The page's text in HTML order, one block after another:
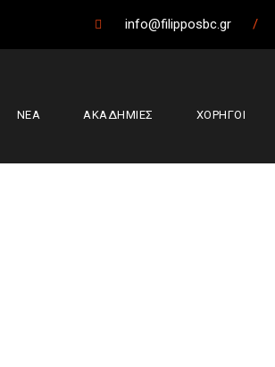
info@filipposbc.gr /
ΝΕΑ ΑΚΑΔΗΜΙΕΣ ΧΟΡΗΓΟΙ